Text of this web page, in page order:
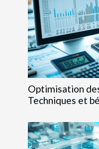
Optimisation
Techniques et